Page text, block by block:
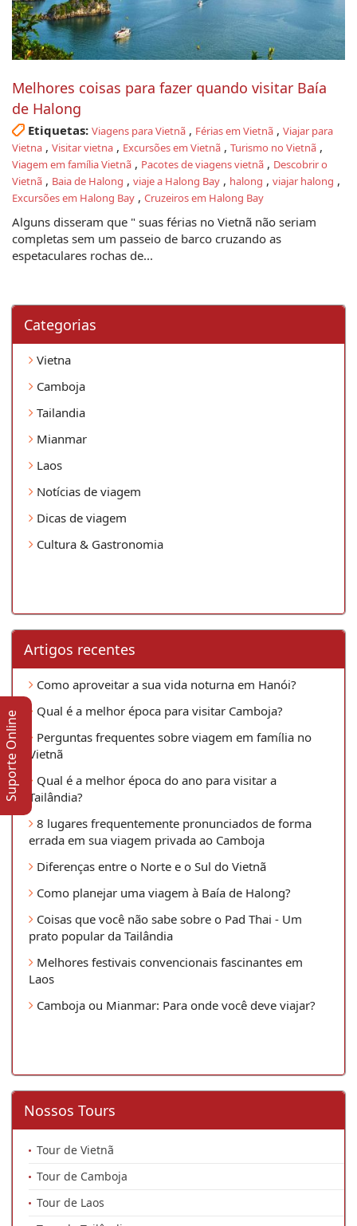
Melhores coisas para fazer quando visitar Baía
de Halong
Etiquetas: Viagens para Vietnã , Férias em Vietnã , Viajar para
Vietna , Visitar vietna , Excursões em Vietnã , Turismo no Vietnã ,
Viagem em família Vietnã , Pacotes de viagens vietnã , Descobrir o
Vietnã , Baia de Halong , viaje a Halong Bay , halong , viajar halong ,
Excursões em Halong Bay , Cruzeiros em Halong Bay
Alguns disseram que " suas férias no Vietnã não seriam
completas sem um passeio de barco cruzando as
espetaculares rochas de...
Categorias
Vietna
Camboja
Tailandia
Mianmar
Laos
Notícias de viagem
Dicas de viagem
Cultura & Gastronomia
Artigos recentes
Como aproveitar a sua vida noturna em Hanói?
Qual é a melhor época para visitar Camboja?
Perguntas frequentes sobre viagem em família no
Vietnã
Qual é a melhor época do ano para visitar a
Tailândia?
8 lugares frequentemente pronunciados de forma
errada em sua viagem privada ao Camboja
Diferenças entre o Norte e o Sul do Vietnã
Como planejar uma viagem à Baía de Halong?
Coisas que você não sabe sobre o Pad Thai - Um
prato popular da Tailândia
Melhores festivais convencionais fascinantes em
Laos
Camboja ou Mianmar: Para onde você deve viajar?
Nossos Tours
Tour de Vietnã
Tour de Camboja
Tour de Laos
Suporte Online